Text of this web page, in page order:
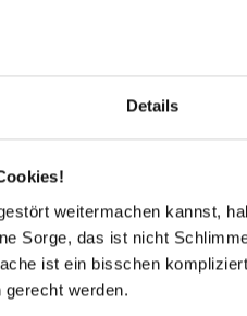
Details
weitermachen kannst,
Sorge, das ist nicht
ist ein bisschen
werden.